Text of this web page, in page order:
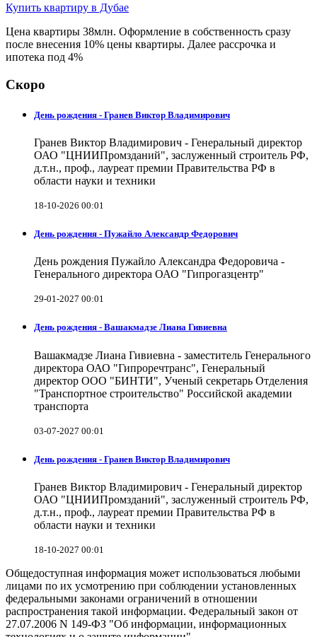
Купить квартиру в Дубае
Цена квартиры 38млн. Оформление в собственность сразу
после внесения 10% цены квартиры. Далее рассрочка и
ипотека под 4%
Скоро
День рождения - Гранев Виктор Владимирович
Гранев Виктор Владимирович - Генеральный директор
ОАО "ЦНИИПромзданий", заслуженный строитель РФ,
д.т.н., проф., лауреат премии Правительства РФ в
области науки и техники
18-10-2026 00:01
День рождения - Пужайло Александр Федорович
День рождения Пужайло Александра Федоровича -
Генерального директора ОАО "Гипрогазцентр"
29-01-2027 00:01
День рождения - Вашакмадзе Лиана Гивиевна
Вашакмадзе Лиана Гивиевна - заместитель Генерального
директора ОАО "Гипроречтранс", Генеральный
директор ООО "БИНТИ", Ученый секретарь Отделения
"Транспортное строительство" Российской академии
транспорта
03-07-2027 00:01
День рождения - Гранев Виктор Владимирович
Гранев Виктор Владимирович - Генеральный директор
ОАО "ЦНИИПромзданий", заслуженный строитель РФ,
д.т.н., проф., лауреат премии Правительства РФ в
области науки и техники
18-10-2027 00:01
Общедоступная информация может использоваться любыми
лицами по их усмотрению при соблюдении установленных
федеральными законами ограничений в отношении
распространения такой информации. Федеральный закон от
27.07.2006 N 149-ФЗ "Об информации, информационных